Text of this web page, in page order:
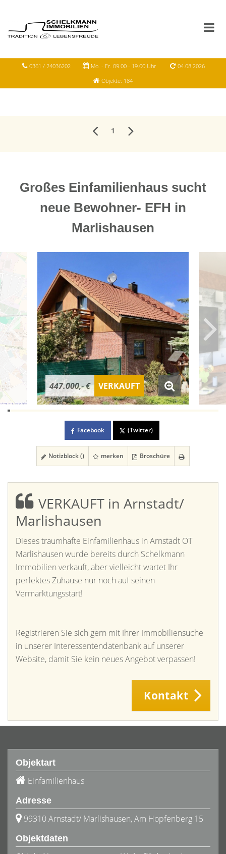
0361 / 24036202 Mo. - Fr. 09.00 - 19.00 Uhr
04.08.2026
Objekte: 184
1
Großes Einfamilienhaus sucht
neue Bewohner- EFH in
Marlishausen
447.000,- € VERKAUFT
Facebook (Twitter)
Notizblock () merken Broschüre
VERKAUFT in Arnstadt/
Marlishausen
Dieses traumhafte Einfamilienhaus in Arnstadt OT
Marlishausen wurde bereits durch Schelkmann
Immobilien verkauft, aber vielleicht wartet Ihr
perfektes Zuhause nur noch auf seinen
Vermarktungsstart!
Registrieren Sie sich gern mit Ihrer Immobiliensuche
in unserer Interessentendatenbank auf unserer
Website, damit Sie kein neues Angebot verpassen!
Kontakt
Objektart
Einfamilienhaus
Adresse
99310 Arnstadt/ Marlishausen, Am Hopfenberg 15
Objektdaten